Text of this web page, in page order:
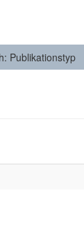
Publikationstyp